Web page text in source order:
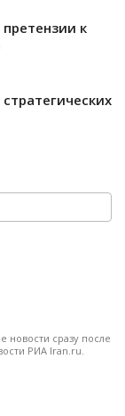
к
новости сразу после
РИА Iran.ru.